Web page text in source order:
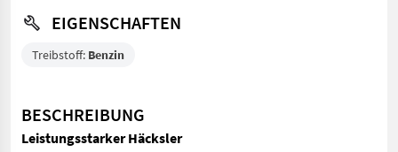
EIGENSCHAFTEN
Treibstoff: Benzin
BESCHREIBUNG
Leistungsstarker Häcksler